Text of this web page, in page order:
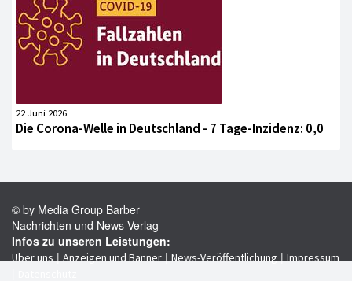
22 Juni 2026
Die Corona-Welle in Deutschland - 7 Tage-Inzidenz: 0,0
© by Media Group Barber
Nachrichten und News-Verlag
Infos zu unseren Leistungen:
Über uns|Anzeigen und Banner|News-Veröffentlichung|Impressum